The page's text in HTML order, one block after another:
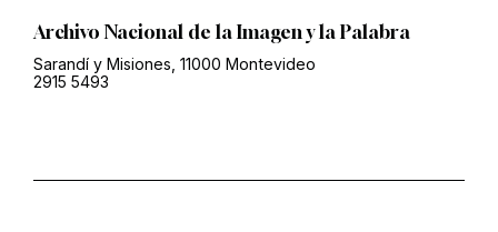
Archivo Nacional de la Imagen y la Palabra
Sarandí y Misiones, 11000 Montevideo
2915 5493